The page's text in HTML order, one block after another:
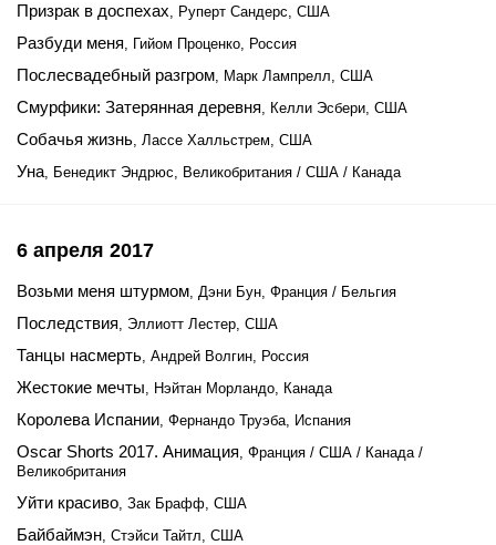
Призрак в доспехах, Руперт Сандерс, США
Разбуди меня, Гийом Проценко, Россия
Послесвадебный разгром, Марк Лампрелл, США
Смурфики: Затерянная деревня, Келли Эсбери, США
Собачья жизнь, Лассе Халльстрем, США
Уна, Бенедикт Эндрюс, Великобритания / США / Канада
6 апреля 2017
Возьми меня штурмом, Дэни Бун, Франция / Бельгия
Последствия, Эллиотт Лестер, США
Танцы насмерть, Андрей Волгин, Россия
Жестокие мечты, Нэйтан Морландо, Канада
Королева Испании, Фернандо Труэба, Испания
Oscar Shorts 2017. Анимация, Франция / США / Канада /
Великобритания
Уйти красиво, Зак Брафф, США
Байбаймэн, Стэйси Тайтл, США